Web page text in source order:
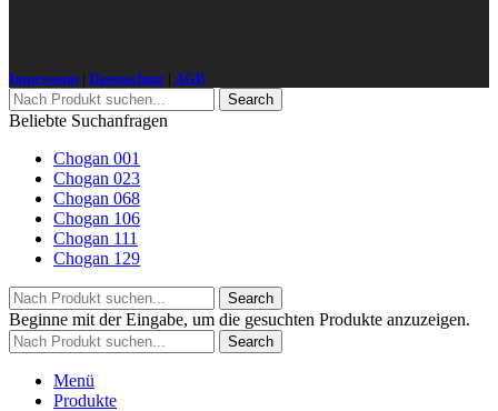
Impressum Datenschutz
AGB
Search
Beliebte Suchanfragen
Chogan 001
Chogan 023
Chogan 068
Chogan 106
Chogan 111
Chogan 129
Search
Beginne mit der Eingabe, um die gesuchten Produkte anzuzeigen.
Search
Menü
Produkte